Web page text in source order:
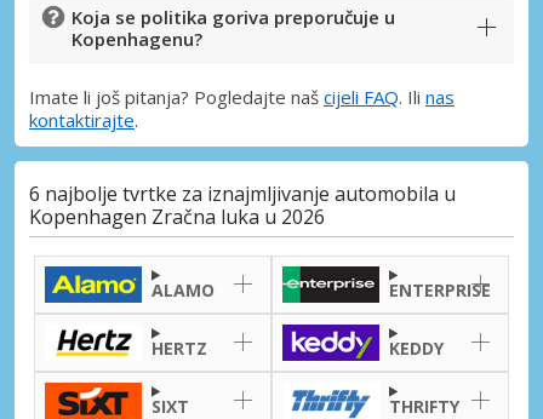
Koja se politika goriva preporučuje u
Kopenhagenu?
Imate li još pitanja? Pogledajte naš cijeli FAQ. Ili nas
kontaktirajte.
6 najbolje tvrtke za iznajmljivanje automobila u
Kopenhagen Zračna luka u 2026
ALAMO ENTERPRISE
HERTZ KEDDY
SIXT THRIFTY